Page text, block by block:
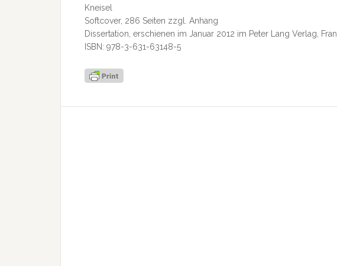
Kneisel
Softcover, 286 Seiten zzgl. Anhang
Dissertation, erschienen im Januar 2012 im Peter Lang Verlag,
ISBN: 978-3-631-63148-5